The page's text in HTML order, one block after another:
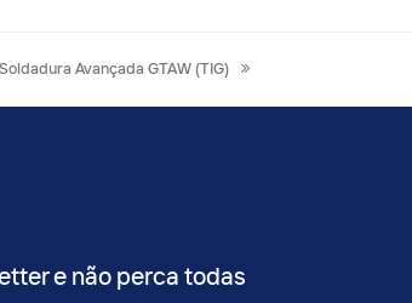
next
Soldadura Avançada GTAW (TIG)
e não perca todas